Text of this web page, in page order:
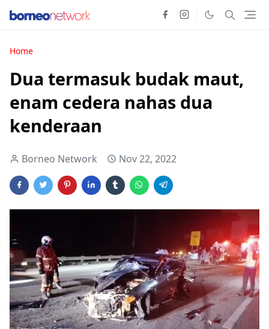
Home
Dua termasuk budak maut,
enam cedera nahas dua
kenderaan
Borneo Network Nov 22, 2022